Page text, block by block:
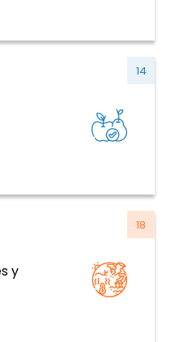
14
salud mental,
y
18
salud y temas